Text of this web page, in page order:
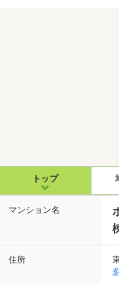
トップ
マンション名
住所